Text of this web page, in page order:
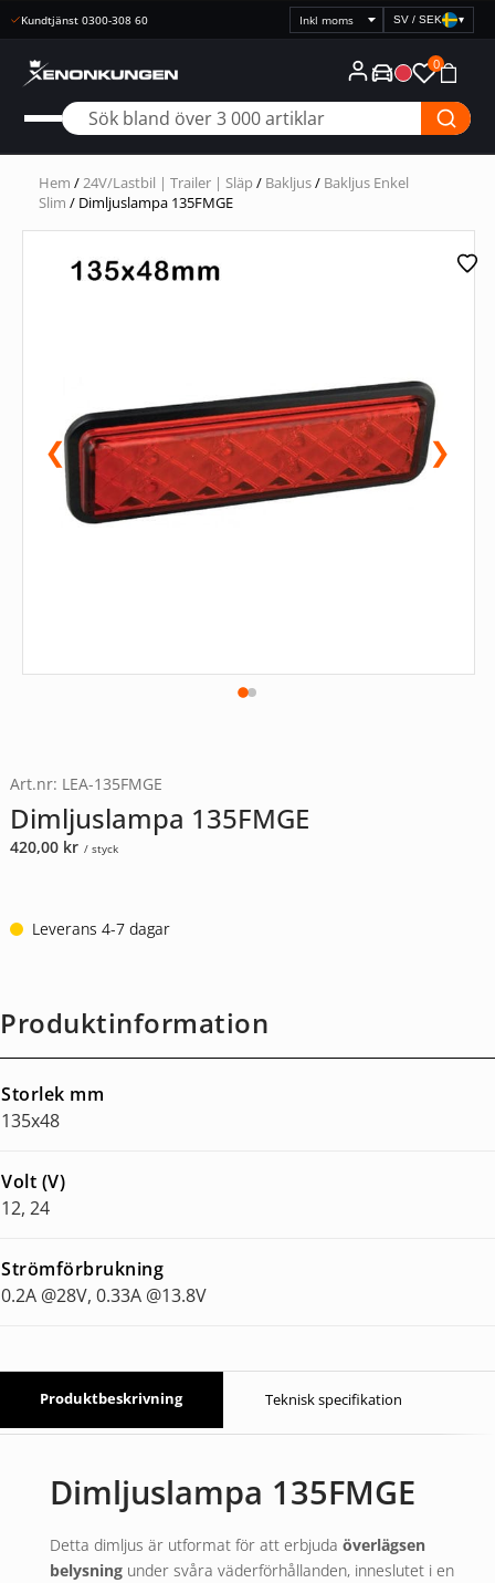
Kundtjänst 0300-308 60
Välj
prisvisning
SV / SEK ▾
0
Hem /24V/Lastbil | Trailer | Släp/ Bakljus/ Bakljus Enkel
Slim / Dimljuslampa 135FMGE
❮ ❯
Art.nr: LEA-135FMGE
Dimljuslampa 135FMGE
420,00 kr / styck
Leverans 4-7 dagar
Produktinformation
Storlek mm
135x48
Volt (V)
12, 24
Strömförbrukning
0.2A @28V, 0.33A @13.8V
Produktbeskrivning Teknisk specifikation
Dimljuslampa 135FMGE
Detta dimljus är utformat för att erbjuda överlägsen
belysningunder svåra väderförhållanden, inneslutet i en